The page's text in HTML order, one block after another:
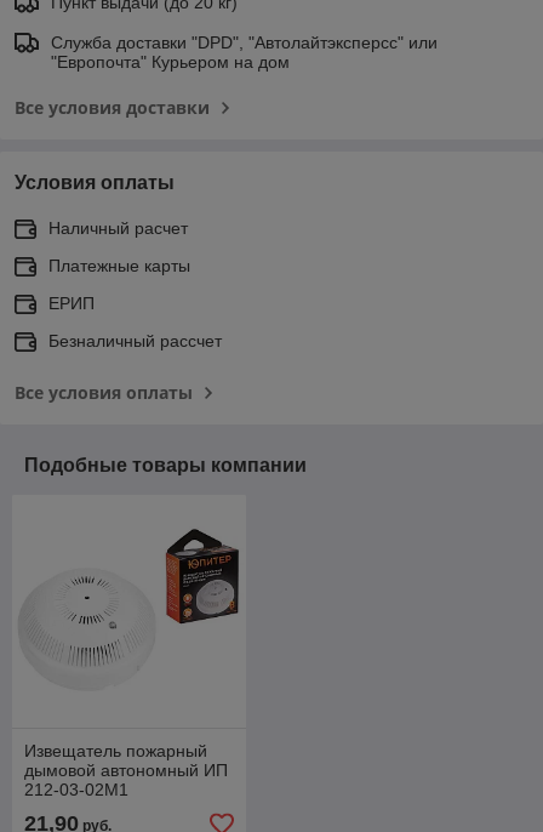
Служба доставки "DPD", "Автолайтэксперсс" или
"Европочта" Курьером на дом
Все условия доставки
Условия оплаты
Наличный расчет
Платежные карты
ЕРИП
Безналичный рассчет
Все условия оплаты
Подобные товары компании
Извещатель пожарный
дымовой автономный ИП
212-03-02М1
21,90 руб.